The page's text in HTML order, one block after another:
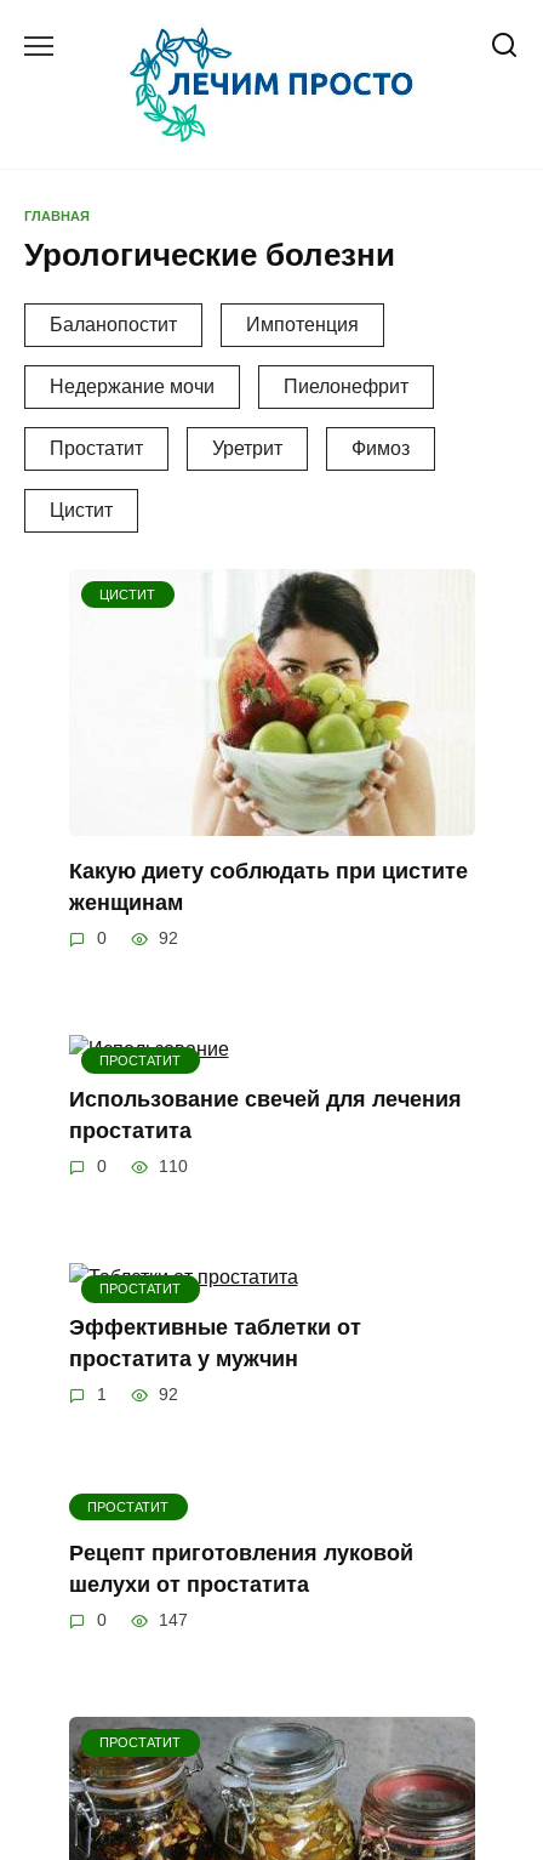
ГЛАВНАЯ
Урологические болезни
Баланопостит Импотенция
Недержание мочи Пиелонефрит
Простатит Уретрит Фимоз
Цистит
ЦИСТИТ
Какую диету соблюдать при цистите
женщинам
0 92
ПРОСТАТИТ
Использование свечей для лечения
простатита
0 110
ПРОСТАТИТ
Эффективные таблетки от
простатита у мужчин
1 92
ПРОСТАТИТ
Рецепт приготовления луковой
шелухи от простатита
0 147
ПРОСТАТИТ